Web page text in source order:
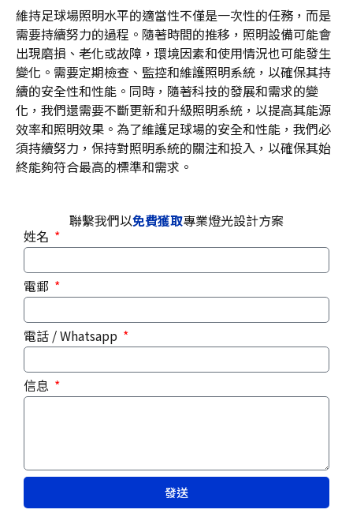
聯繫我們以免費獲取專業燈光設計方案
姓名
電郵
電話 / Whatsapp
信息
發送
維持足球場照明水平的適當性不僅是一次性的任務，而是
需要持續努力的過程。隨著時間的推移，照明設備可能會
出現磨損、老化或故障，環境因素和使用情況也可能發生
變化。需要定期檢查、監控和維護照明系統，以確保其持
續的安全性和性能。同時，隨著科技的發展和需求的變
化，我們還需要不斷更新和升級照明系統，以提高其能源
效率和照明效果。為了維護足球場的安全和性能，我們必
須持續努力，保持對照明系統的關注和投入，以確保其始
終能夠符合最高的標準和需求。